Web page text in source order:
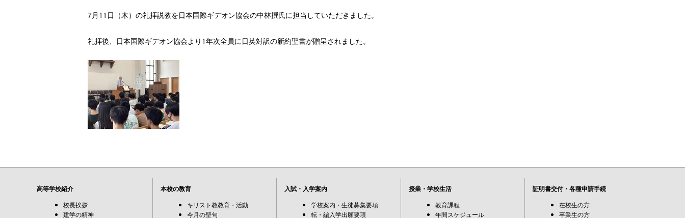
7月11日（木）の礼拝説教を日本国際ギデオン協会の中林撰氏に担当していただきました。
礼拝後、日本国際ギデオン協会より1年次全員に日英対訳の新約聖書が贈呈されました。
高等学校紹介
校長挨拶
建学の精神
本校の教育
キリスト教教育・活動
今月の聖句
入試・入学案内
学校案内・生徒募集要項
転・編入学出願要項
授業・学校生活
教育課程
年間スケジュール
証明書交付・各種申請手続
在校生の方
卒業生の方